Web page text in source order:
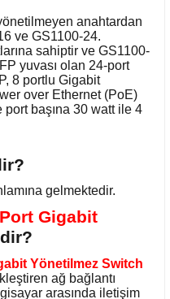
anahtardan
ve GS1100-24.
sahiptir ve GS1100-
yuvası olan 24-port
8 portlu Gigabit
over Ethernet (PoE)
başına 30 watt ile 4
gelmektedir.
Gigabit
Yönetilmez Switch
ağ bağlantı
arasında iletişim